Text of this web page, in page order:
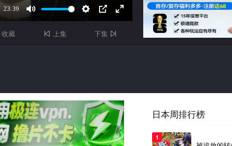
收藏  上集 下集 
2026 泛而不
日本周排行榜
1